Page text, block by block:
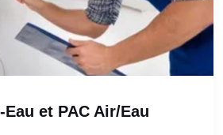
et PAC Air/Eau